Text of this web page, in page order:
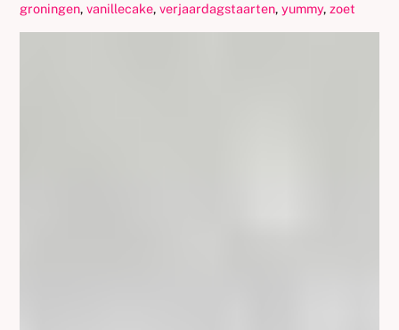
groningen,vanillecake,verjaardagstaarten,yummy,zoet